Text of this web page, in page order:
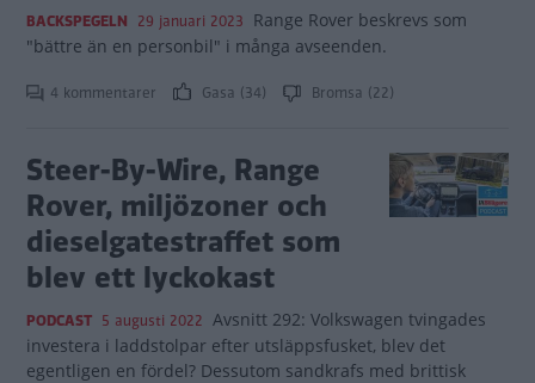
BACKSPEGELN 29 januari 2023 Range Rover beskrevs som
"bättre än en personbil" i många avseenden.
4 kommentarer Gasa (34) Bromsa (22)
Steer-By-Wire, Range
Rover, miljözoner och
dieselgatestraffet som
blev ett lyckokast
PODCAST 5 augusti 2022 Avsnitt 292: Volkswagen tvingades
investera i laddstolpar efter utsläppsfusket, blev det
egentligen en fördel? Dessutom sandkrafs med brittisk